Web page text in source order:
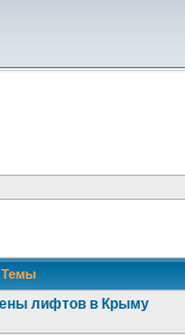
Темы
лифтов в Крыму